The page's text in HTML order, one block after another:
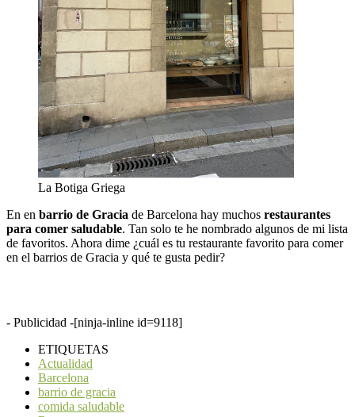
La Botiga Griega
En en barrio de Gracia de Barcelona hay muchos restaurantes
para comer saludable. Tan solo te he nombrado algunos de mi lista
de favoritos. Ahora dime ¿cuál es tu restaurante favorito para comer
en el barrios de Gracia y qué te gusta pedir?
- Publicidad -[ninja-inline id=9118]
ETIQUETAS
Actualidad
Barcelona
barrio de gracia
comida saludable